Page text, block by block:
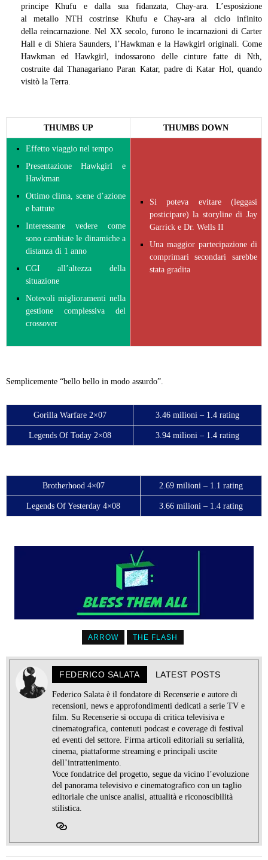
principe Khufu e dalla sua fidanzata, Chay-ara. L’esposizione
al metallo NTH costrinse Khufu e Chay-ara al ciclo infinito
della reincarnazione. Nel XX secolo, furono le incarnazioni di Carter
Hall e di Shiera Saunders, l’Hawkman e la Hawkgirl originali. Come
Hawkman ed Hawkgirl, indossarono delle cinture fatte di Nth,
costruite dal Thanagariano Paran Katar, padre di Katar Hol, quando
visitò la Terra.
THUMBS UP THUMBS DOWN
Effetto viaggio nel tempo
Presentazione Hawkgirl e
Hawkman
Ottimo clima, scene d’azione
e battute
Interessante vedere come
sono cambiate le dinamiche a
distanza di 1 anno
CGI all’altezza della
situazione
Notevoli miglioramenti nella
gestione complessiva del
crossover
Si poteva evitare (leggasi
posticipare) la storyline di Jay
Garrick e Dr. Wells II
Una maggior partecipazione di
comprimari secondari sarebbe
stata gradita
Semplicemente “bello bello in modo assurdo”.
Gorilla Warfare 2×07 3.46 milioni – 1.4 rating
Legends Of Today 2×08 3.94 milioni – 1.4 rating
Brotherhood 4×07 2.69 milioni – 1.1 rating
Legends Of Yesterday 4×08 3.66 milioni – 1.4 rating
ARROW THE FLASH
FEDERICO SALATA LATEST POSTS
Federico Salata è il fondatore di Recenserie e autore di
recensioni, news e approfondimenti dedicati a serie TV e
film. Su Recenserie si occupa di critica televisiva e
cinematografica, contenuti podcast e coverage di festival
ed eventi del settore. Firma articoli editoriali su serialità,
cinema, piattaforme streaming e principali uscite
dell’intrattenimento.
Voce fondatrice del progetto, segue da vicino l’evoluzione
del panorama televisivo e cinematografico con un taglio
editoriale che unisce analisi, attualità e riconoscibilità
stilistica.